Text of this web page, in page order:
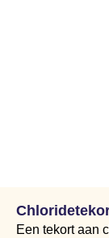
Een tekort aan